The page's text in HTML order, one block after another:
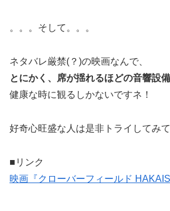
。。。そして。。。
ネタバレ厳禁(？)の映画なんで、
とにかく、席が揺れるほどの音響設
健康な時に観るしかないですネ！
好奇心旺盛な人は是非トライしてみ
■リンク
映画『クローバーフィールド